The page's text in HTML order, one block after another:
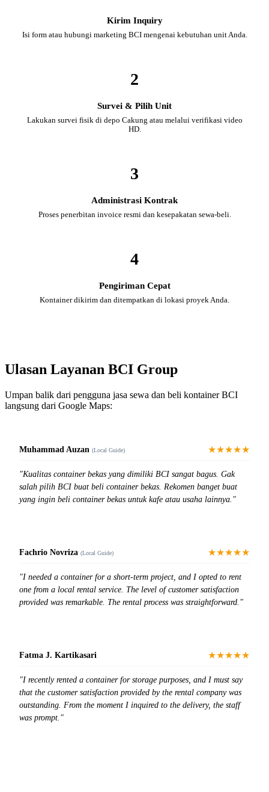
Kirim Inquiry
Isi form atau hubungi marketing BCI mengenai kebutuhan unit Anda.
2
Survei & Pilih Unit
Lakukan survei fisik di depo Cakung atau melalui verifikasi video
HD.
3
Administrasi Kontrak
Proses penerbitan invoice resmi dan kesepakatan sewa-beli.
4
Pengiriman Cepat
Kontainer dikirim dan ditempatkan di lokasi proyek Anda.
Ulasan Layanan BCI Group
Umpan balik dari pengguna jasa sewa dan beli kontainer BCI
langsung dari Google Maps:
Muhammad Auzan (Local Guide) ★★★★★
"Kualitas container bekas yang dimiliki BCI sangat bagus. Gak
salah pilih BCI buat beli container bekas. Rekomen banget buat
yang ingin beli container bekas untuk kafe atau usaha lainnya."
Fachrio Novriza (Local Guide) ★★★★★
"I needed a container for a short-term project, and I opted to rent
one from a local rental service. The level of customer satisfaction
provided was remarkable. The rental process was straightforward."
Fatma J. Kartikasari ★★★★★
"I recently rented a container for storage purposes, and I must say
that the customer satisfaction provided by the rental company was
outstanding. From the moment I inquired to the delivery, the staff
was prompt."